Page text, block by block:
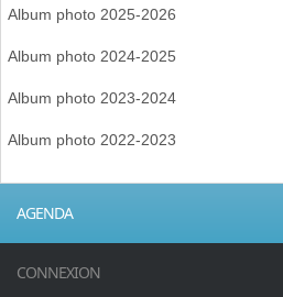
Album photo 2025-2026
Album photo 2024-2025
Album photo 2023-2024
Album photo 2022-2023
AGENDA
CONNEXION